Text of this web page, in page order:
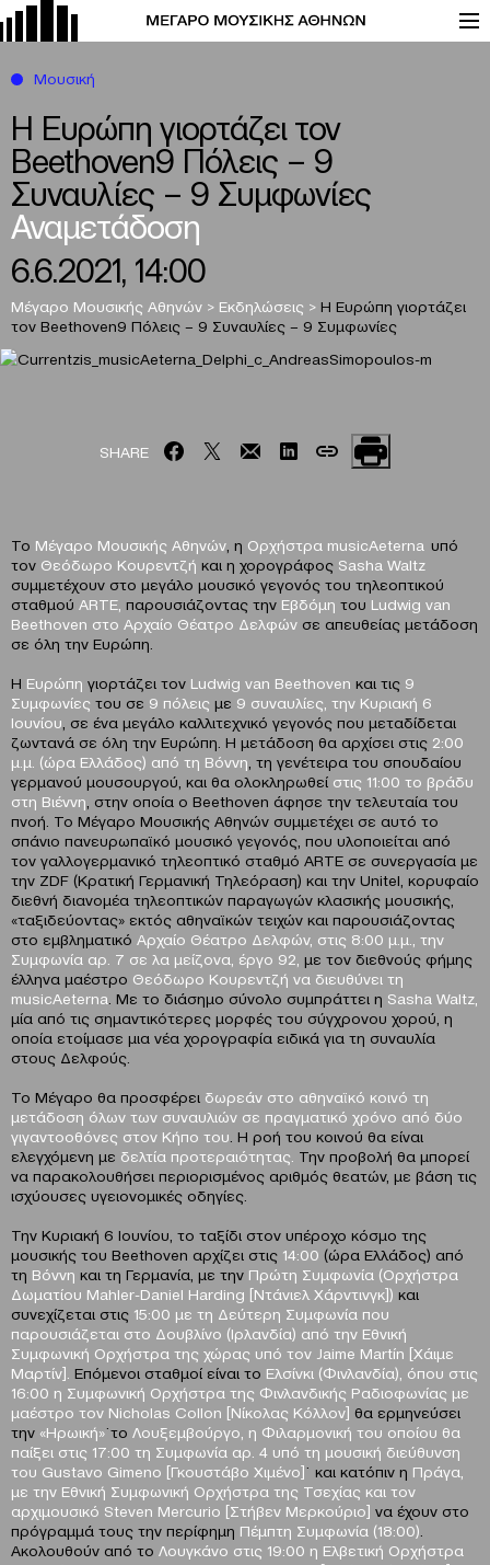
Η Ευρώπη γιορτάζει τον
Beethoven9 Πόλεις – 9
Συναυλίες – 9 Συμφωνίες
Αναμετάδοση
6.6.2021, 14:00
Μέγαρο Μουσικής Αθηνών > Εκδηλώσεις > Η Ευρώπη γιορτάζει
τον Beethoven9 Πόλεις – 9 Συναυλίες – 9 Συμφωνίες
Μουσική
SHARE
Το Μέγαρο Μουσικής Αθηνών , η Ορχήστρα musicAeterna υπό
τον Θεόδωρο Κουρεντζή και η χορογράφος Sasha Waltz
συμμετέχoυν στο μεγάλο μουσικό γεγονός του τηλεοπτικού
σταθμού ARTE, παρουσιάζοντας την Εβδόμη του Ludwig van
Beethoven στο Αρχαίο Θέατρο Δελφών σε απευθείας μετάδοση
σε όλη την Ευρώπη.
Η Ευρώπη γιορτάζει τον Ludwig van Beethoven και τις 9
Συμφωνίες του σε 9 πόλεις με 9 συναυλίες, την Κυριακή 6
Ιουνίου , σε ένα μεγάλο καλλιτεχνικό γεγονός που μεταδίδεται
ζωντανά σε όλη την Ευρώπη. Η μετάδοση θα αρχίσει στις 2:00
μ.μ. (ώρα Ελλάδος) από τη Βόννη , τη γενέτειρα του σπουδαίου
γερμανού μουσουργού, και θα ολοκληρωθεί στις 11:00 το βράδυ
στη Βιέννη , στην οποία ο Beethoven άφησε την τελευταία του
πνοή. Το Μέγαρο Μουσικής Αθηνών συμμετέχει σε αυτό το
σπάνιο πανευρωπαϊκό μουσικό γεγονός, που υλοποιείται από
τον γαλλογερμανικό τηλεοπτικό σταθμό ARTE σε συνεργασία με
την ZDF (Kρατική Γερμανική Τηλεόραση) και την Unitel, κορυφαίο
διεθνή διανομέα τηλεοπτικών παραγωγών κλασικής μουσικής,
«ταξιδεύοντας» εκτός αθηναϊκών τειχών και παρουσιάζοντας
στο εμβληματικό Αρχαίο Θέατρο Δελφών, στις 8:00 μ.μ., την
Συμφωνία αρ. 7 σε λα μείζονα, έργο 92, με τον διεθνούς φήμης
έλληνα μαέστρο Θεόδωρο Κουρεντζή να διευθύνει τη
musicAeterna . Με το διάσημο σύνολο συμπράττει η Sasha Waltz,
μία από τις σημαντικότερες μορφές του σύγχρονου χορού, η
οποία ετοίμασε μια νέα χορογραφία ειδικά για τη συναυλία
στους Δελφούς.
Το Μέγαρο θα προσφέρει δωρεάν στο αθηναϊκό κοινό τη
μετάδοση όλων των συναυλιών σε πραγματικό χρόνο από δύο
γιγαντοοθόνες στον Κήπο του . Η ροή του κοινού θα είναι
ελεγχόμενη με δελτία προτεραιότητας. Την προβολή θα μπορεί
να παρακολουθήσει περιορισμένος αριθμός θεατών, με βάση τις
ισχύουσες υγειονομικές οδηγίες.
Την Κυριακή 6 Ιουνίου, το ταξίδι στον υπέροχο κόσμο της
μουσικής του Beethoven αρχίζει στις 14:00 (ώρα Ελλάδος) από
τη Βόννη και τη Γερμανία, με την Πρώτη Συμφωνία (Ορχήστρα
Δωματίου Mahler-Daniel Harding [Nτάνιελ Χάρντινγκ]) και
συνεχίζεται στις 15:00 με τη Δεύτερη Συμφωνία που
παρουσιάζεται στο Δουβλίνο (Ιρλανδία) από την Εθνική
Συμφωνική Ορχήστρα της χώρας υπό τον Jaime Martín [Χάιμε
Μαρτίν]. Επόμενοι σταθμοί είναι το Ελσίνκι (Φινλανδία), όπου στις
16:00 η Συμφωνική Ορχήστρα της Φινλανδικής Ραδιοφωνίας με
μαέστρο τον Nicholas Collon [Νίκολας Κόλλον] θα ερμηνεύσει
την «Ηρωική»˙το Λουξεμβούργο, η Φιλαρμονική του οποίου θα
παίξει στις 17:00 τη Συμφωνία αρ. 4 υπό τη μουσική διεύθυνση
του Gustavo Gimeno [Γκουστάβο Χιμένο]˙ και κατόπιν η Πράγα,
με την Εθνική Συμφωνική Ορχήστρα της Τσεχίας και τον
αρχιμουσικό Steven Mercurio [Στήβεν Μερκούριο] να έχουν στο
πρόγραμμά τους την περίφημη Πέμπτη Συμφωνία (18:00)
Ακολουθoύν από το Λουγκάνο στις 19:00 η Ελβετική Ορχήστρα